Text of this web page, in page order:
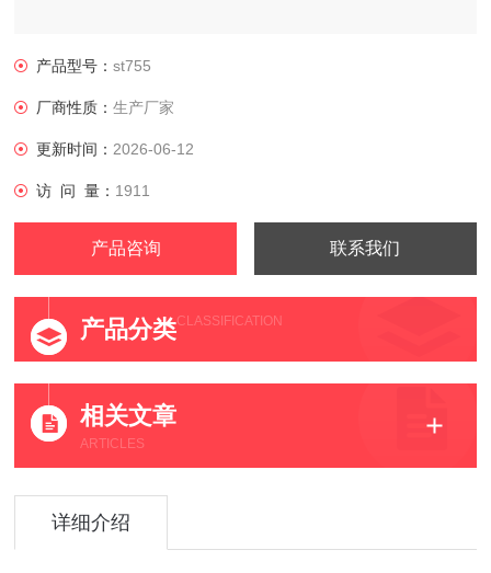
产品型号：st755
厂商性质：生产厂家
更新时间： 2026-06-12
访 问 量： 1911
产品咨询 联系我们
产品分类CLASSIFICATION
相关文章
ARTICLES
详细介绍